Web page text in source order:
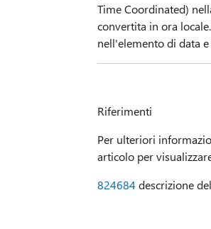
Time Coordinated)
convertita in ora
nell'elemento di data
Riferimenti
Per ulteriori
articolo per
824684 descrizione